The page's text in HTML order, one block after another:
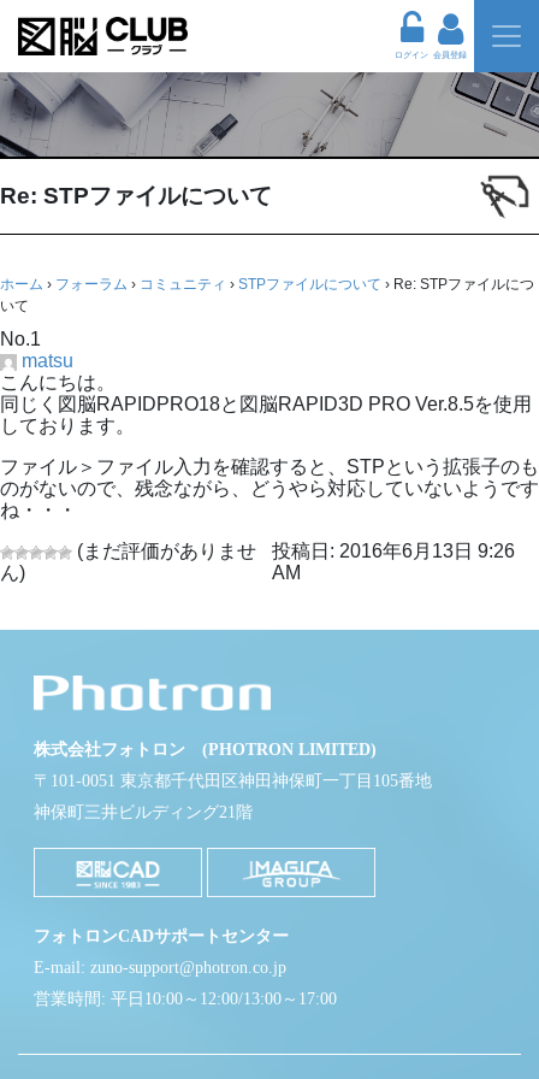
ログイン 会員登録
Re: STPファイルについて
ホーム › フォーラム › コミュニティ › STPファイルについて › Re: STPファイルにつ
いて
No.1
matsu
こんにちは。
同じく図脳RAPIDPRO18と図脳RAPID3D PRO Ver.8.5を使用
しております。
ファイル＞ファイル入力を確認すると、STPという拡張子のも
のがないので、残念ながら、どうやら対応していないようです
ね・・・
(まだ評価がありませ
ん)
投稿日: 2016年6月13日 9:26
AM
株式会社フォトロン (PHOTRON LIMITED)
〒101-0051 東京都千代田区神田神保町一丁目105番地
神保町三井ビルディング21階
フォトロンCADサポートセンター
E-mail: zuno-support@photron.co.jp
営業時間: 平日10:00～12:00/13:00～17:00